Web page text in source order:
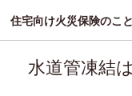
住宅向け火災保険のこ
水道管凍結